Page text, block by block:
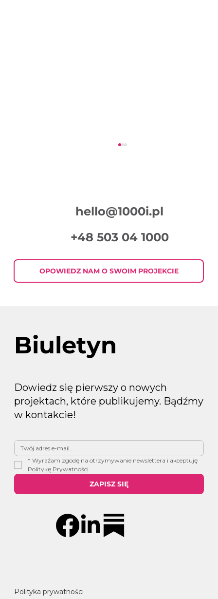
Jak pisać skuteczne treści do
mailingów?
hello@1000i.pl
+48 503 04 1000
OPOWIEDZ NAM O SWOIM PROJEKCIE
Polityka prywatności
Biuletyn
Dowiedz się pierwszy o nowych
projektach, które publikujemy. Bądźmy
w kontakcie!
*
Wyrażam zgodę na otrzymywanie newslettera i akceptuję
Politykę Prywatności
ZAPISZ SIĘ